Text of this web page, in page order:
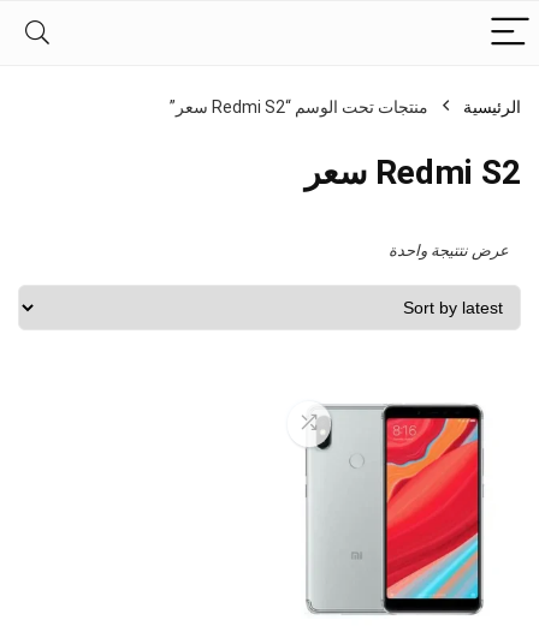
الرئيسية منتجات تحت الوسم “Redmi S2 سعر”
Redmi S2 سعر
عرض نتتيجة واحدة